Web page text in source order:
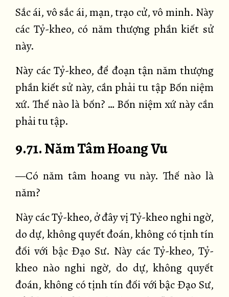
Sắc ái, vô sắc ái, mạn, trạo cử, vô minh. Này
các Tỷ-kheo, có năm thượng phần kiết sử
này.
Này các Tỷ-kheo, để đoạn tận năm thượng
phần kiết sử này, cần phải tu tập Bốn niệm
xứ. Thế nào là bốn? … Bốn niệm xứ này cần
phải tu tập.
9.71. Năm Tâm Hoang Vu
—Có năm tâm hoang vu này. Thế nào là
năm?
Này các Tỷ-kheo, ở đây vị Tỷ-kheo nghi ngờ,
do dự, không quyết đoán, không có tịnh tín
đối với bậc Đạo Sư. Này các Tỷ-kheo, Tỷ-
kheo nào nghi ngờ, do dự, không quyết
đoán, không có tịnh tín đối với bậc Đạo Sư,